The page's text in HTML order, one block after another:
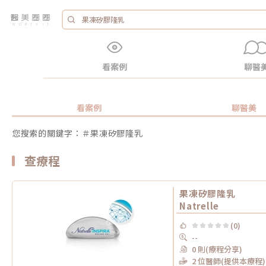
看案例 聊醫
看案例 聊醫美
您搜索的關鍵字：＃果凍矽膠隆乳
查療程
果凍矽膠隆乳
Natrelle
(0)
--
0 則(療程分享)
2 位醫師(提供本療程)